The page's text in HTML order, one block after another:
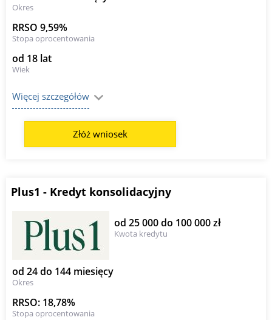
Okres
RRSO 9,59%
Stopa oprocentowania
od 18 lat
Wiek
Więcej szczegółów
Złóż wniosek
Plus1 - Kredyt konsolidacyjny
od 25 000 do 100 000 zł
Kwota kredytu
od 24 do 144 miesięcy
Okres
RRSO: 18,78%
Stopa oprocentowania